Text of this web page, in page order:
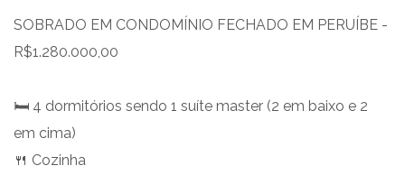
SOBRADO EM CONDOMÍNIO FECHADO EM PERUÍBE -
R$1.280.000,00
🛏️ 4 dormitórios sendo 1 suíte master (2 em baixo e 2
em cima)
🍴 Cozinha